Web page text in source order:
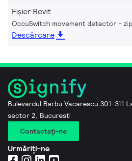
Fișier Revit
OccuSwitch movement detector
Descărcare
Bulevardul Barbu Vacarescu 301-311
sector 2, Bucuresti
Contactaţi-ne
Urmăriți-ne